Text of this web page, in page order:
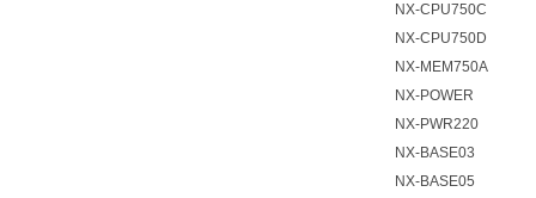
NX-CPU750C
NX-CPU750D
NX-MEM750A
NX-POWER
NX-PWR220
NX-BASE03
NX-BASE05